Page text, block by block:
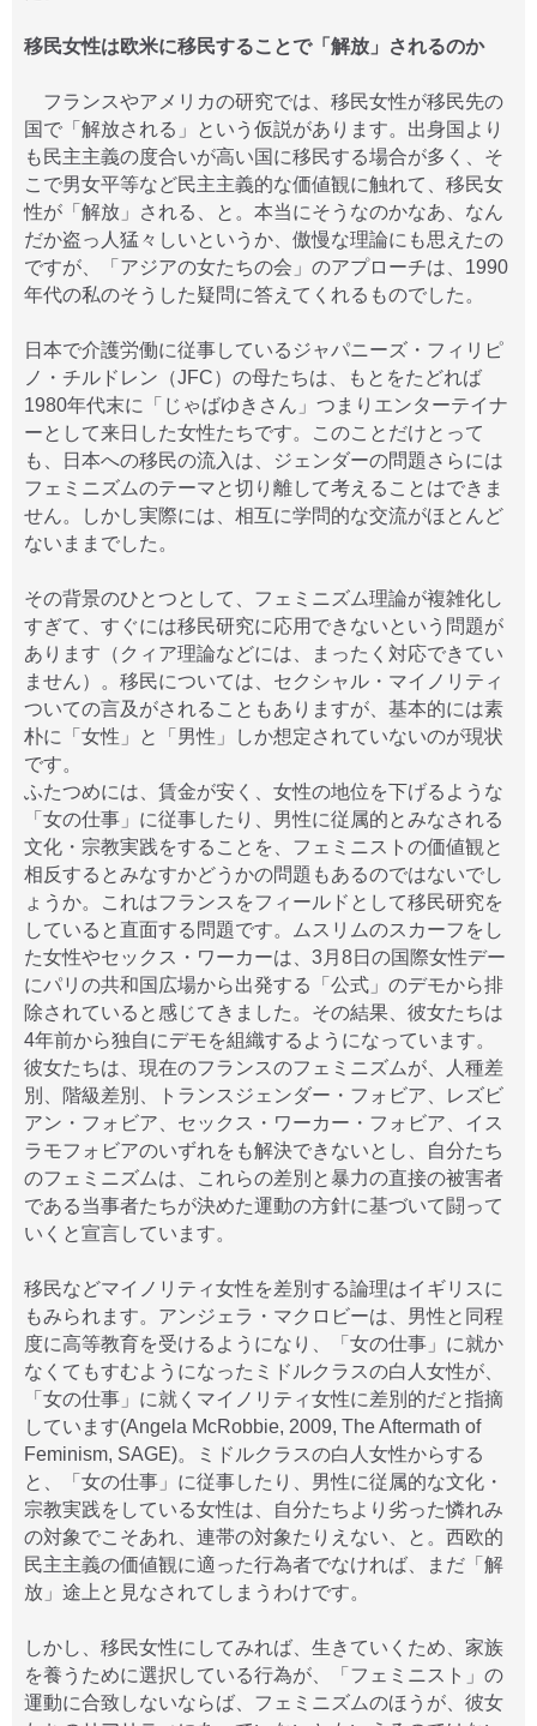
移民女性は欧米に移民することで「解放」されるのか
フランスやアメリカの研究では、移民女性が移民先の
国で「解放される」という仮説があります。出身国より
も民主主義の度合いが高い国に移民する場合が多く、そ
こで男女平等など民主主義的な価値観に触れて、移民女
性が「解放」される、と。本当にそうなのかなあ、なん
だか盗っ人猛々しいというか、傲慢な理論にも思えたの
ですが、「アジアの女たちの会」のアプローチは、1990
年代の私のそうした疑問に答えてくれるものでした。
日本で介護労働に従事しているジャパニーズ・フィリピ
ノ・チルドレン（JFC）の母たちは、もとをたどれば
1980年代末に「じゃばゆきさん」つまりエンターテイナ
ーとして来日した女性たちです。このことだけとって
も、日本への移民の流入は、ジェンダーの問題さらには
フェミニズムのテーマと切り離して考えることはできま
せん。しかし実際には、相互に学問的な交流がほとんど
ないままでした。
その背景のひとつとして、フェミニズム理論が複雑化し
すぎて、すぐには移民研究に応用できないという問題が
あります（クィア理論などには、まったく対応できてい
ません）。移民については、セクシャル・マイノリティ
ついての言及がされることもありますが、基本的には素
朴に「女性」と「男性」しか想定されていないのが現状
です。
ふたつめには、賃金が安く、女性の地位を下げるような
「女の仕事」に従事したり、男性に従属的とみなされる
文化・宗教実践をすることを、フェミニストの価値観と
相反するとみなすかどうかの問題もあるのではないでし
ょうか。これはフランスをフィールドとして移民研究を
していると直面する問題です。ムスリムのスカーフをし
た女性やセックス・ワーカーは、3月8日の国際女性デー
にパリの共和国広場から出発する「公式」のデモから排
除されていると感じてきました。その結果、彼女たちは
4年前から独自にデモを組織するようになっています。
彼女たちは、現在のフランスのフェミニズムが、人種差
別、階級差別、トランスジェンダー・フォビア、レズビ
アン・フォビア、セックス・ワーカー・フォビア、イス
ラモフォビアのいずれをも解決できないとし、自分たち
のフェミニズムは、これらの差別と暴力の直接の被害者
である当事者たちが決めた運動の方針に基づいて闘って
いくと宣言しています。
移民などマイノリティ女性を差別する論理はイギリスに
もみられます。アンジェラ・マクロビーは、男性と同程
度に高等教育を受けるようになり、「女の仕事」に就か
なくてもすむようになったミドルクラスの白人女性が、
「女の仕事」に就くマイノリティ女性に差別的だと指摘
しています(Angela McRobbie, 2009, The Aftermath of
Feminism, SAGE)。ミドルクラスの白人女性からする
と、「女の仕事」に従事したり、男性に従属的な文化・
宗教実践をしている女性は、自分たちより劣った憐れみ
の対象でこそあれ、連帯の対象たりえない、と。西欧的
民主主義の価値観に適った行為者でなければ、まだ「解
放」途上と見なされてしまうわけです。
しかし、移民女性にしてみれば、生きていくため、家族
を養うために選択している行為が、「フェミニスト」の
運動に合致しないならば、フェミニズムのほうが、彼女